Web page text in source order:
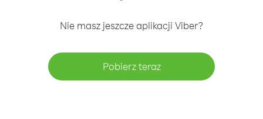
Nie masz jeszcze aplikacji Viber?
Pobierz teraz